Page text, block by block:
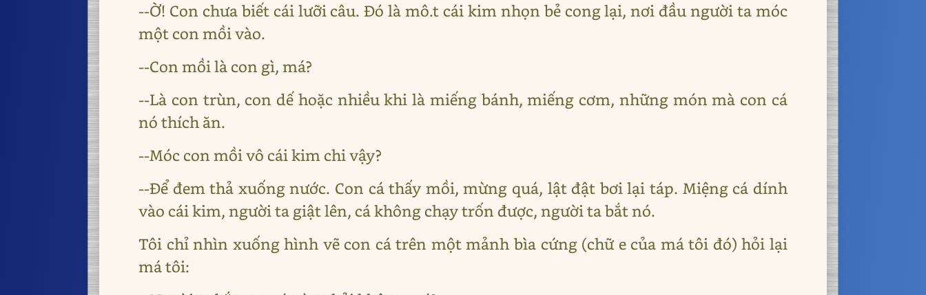
--Ờ! Con chưa biết cái lưỡi câu. Đó là mô.t cái kim nhọn bẻ cong lại, nơi đầu người ta móc
một con mồi vào.
--Con mồi là con gì, má?
--Là con trùn, con dế hoặc nhiều khi là miếng bánh, miếng cơm, những món mà con cá
nó thích ăn.
--Móc con mồi vô cái kim chi vậy?
--Để đem thả xuống nước. Con cá thấy mồi, mừng quá, lật đật bơi lại táp. Miệng cá dính
vào cái kim, người ta giật lên, cá không chạy trốn được, người ta bắt nó.
Tôi chỉ nhìn xuống hình vẽ con cá trên một mảnh bìa cứng (chữ e của má tôi đó) hỏi lại
má tôi: